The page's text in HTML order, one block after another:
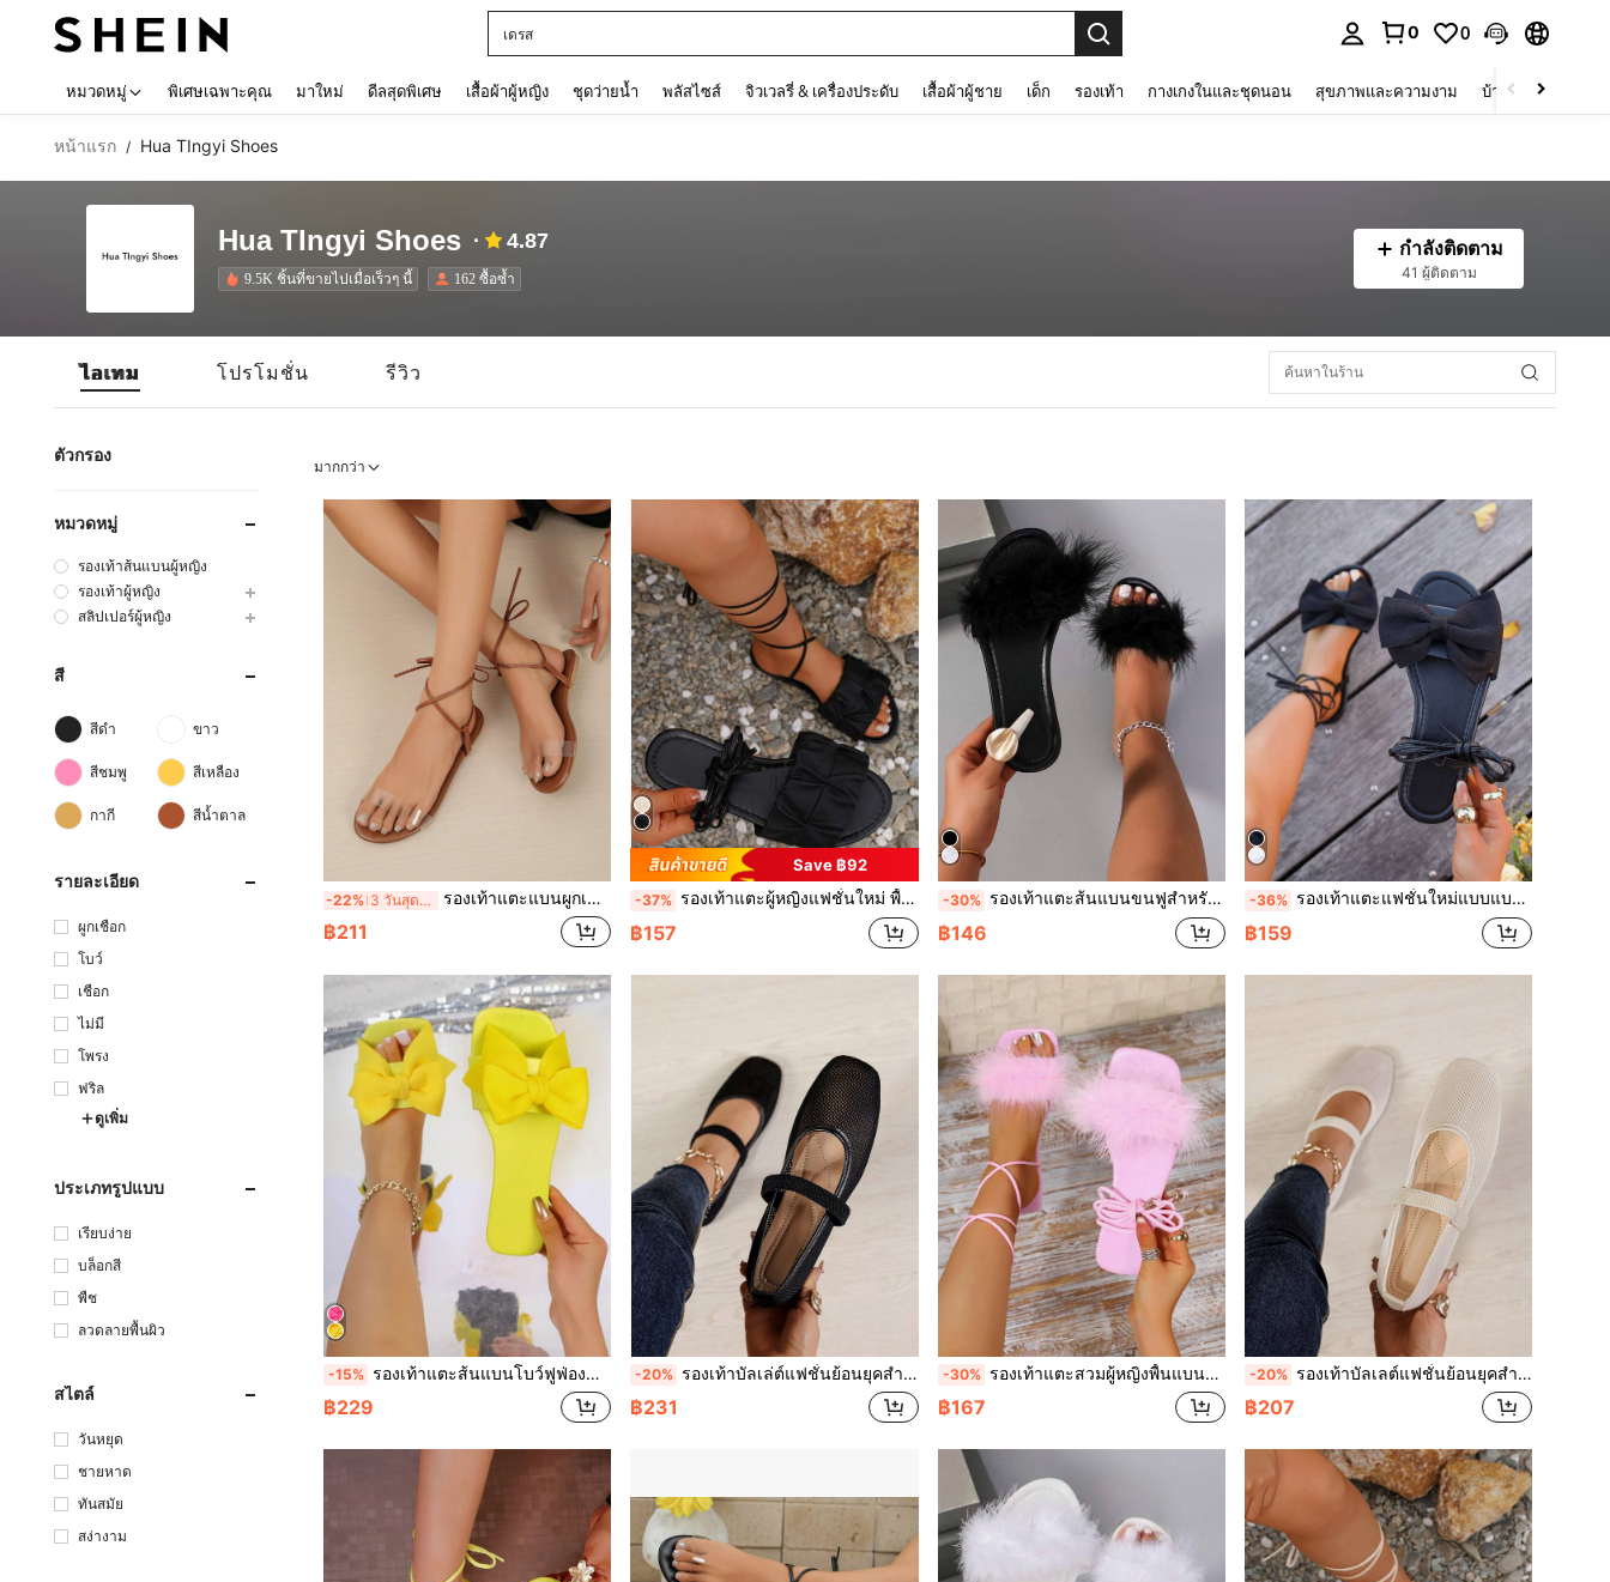
เดรส
0 0
หมวดหมู่ พิเศษเฉพาะคุณ มาใหม่ ดีลสุดพิเศษ เสื้อผ้าผู้หญิง ชุดว่ายน้ำ พลัสไซส์ จิวเวลรี่ & เครื่องประดับ เสื้อผ้าผู้ชาย เด็ก รองเท้า กางเกงในและชุดนอน สุขภาพและความงาม บ้านและที่อยู่อาศัย
หน้าแรก / Hua TIngyi Shoes
Hua TIngyi Shoes 4.87
9.5K ชิ้นที่ขายไปเมื่อเร็วๆ นี้ 162 ซื้อซ้ำ
กำลังติดตาม
41 ผู้ติดตาม
ไอเทม โปรโมชั่น รีวิว
ตัวกรอง
หมวดหมู่
รองเท้าส้นแบนผู้หญิง
รองเท้าผู้หญิง
สลิปเปอร์ผู้หญิง
สี
สีดำ ขาว
สีชมพู สีเหลือง
กากี สีน้ำตาล
รายละเอียด
ผูกเชือก
โบว์
เชือก
ไม่มี
โพรง
ฟริล
ดูเพิ่ม
ประเภทรูปแบบ
เรียบง่าย
บล็อกสี
พืช
ลวดลายพื้นผิว
สไตล์
วันหยุด
ชายหาด
ทันสมัย
สง่างาม
มากกว่า
-22% 3 วันสุดท้าย รองเท้าแตะแบนผูกเชือกสำหรับผู้หญิง, รองเท้าแตะชายหาดผูกเชือกแฟชั่น, รองเท้าแตะแบนสำหรับผู้หญิงในฤดูร้อน, สีน้ำตาล
฿211
Save ฿92
-37% รองเท้าแตะผู้หญิงแฟชั่นใหม่ พื้นแบน เปิดนิ้วเท้า ผ้าไมโครไฟเบอร์เงา สำหรับฤดูใบไม้ผลิ/ฤดูร้อน ไซส์ใหญ่ สไตล์โรมัน อเนกประสงค์ พร้อมสายผูกยาว สำหรับงานปาร์ตี้ เดท วันหยุด ชายหาด ริมทะเล งานเลี้ยง (ไซส์ใหญ่กว่าปกติ)
฿157
-30% รองเท้าแตะส้นแบนขนฟูสำหรับผู้หญิง รองเท้าแต่งงานสไตล์แฟรี่หรูหรา
฿146
-36% รองเท้าแตะแฟชั่นใหม่แบบแบนผูกเชือกประดับโบว์ฟู ลายดอกไม้ ผ้าไมโครไฟเบอร์เงางาม สำหรับผู้หญิง ใส่กลางแจ้ง สไตล์ฝรั่งเศส สำหรับเที่ยวชายหาดและวันหยุด พื้นเรียบกันลื่น ระดับไฮเอนด์
฿159
-15% รองเท้าแตะส้นแบนโบว์ฟูฟ่องสำหรับผู้หญิงรุ่นใหม่ เหมาะสำหรับชายหาด วันหยุด งานปาร์ตี้ งานแต่งงาน รองเท้าแตะแฟชั่นหรูหราสำหรับฤดูร้อนและวันหยุดชายหาด สีแดงกุหลาบ สีเหลือง
฿229
-20% รองเท้าบัลเล่ต์แฟชั่นย้อนยุคสำหรับผู้หญิง ระบายอากาศได้ดี แบบแมรี่เจน สายยืดหยุ่น ดีไซน์ตาข่ายโปร่ง สวมง่าย รองเท้าลำลองสำหรับใส่ประจำวันและเดินทาง สีดำ
฿231
-30% รองเท้าแตะสวมผู้หญิงพื้นแบนขนฟู แต่งโบว์ สไตล์แฟรี่ ลำลอง สำหรับงานปาร์ตี้และแขกงานแต่ง ไซส์ใหญ่กว่าปกติ
฿167
-20% รองเท้าบัลเลต์แฟชั่นย้อนยุคสำหรับผู้หญิง ระบายอากาศได้ดี แบบแมรี่เจน สายยืดหยุ่น ตาข่ายดีไซน์กลวง สวมง่าย รองเท้าลำลองสำหรับใส่ประจำวันและเดินทาง สีเบจ
฿207